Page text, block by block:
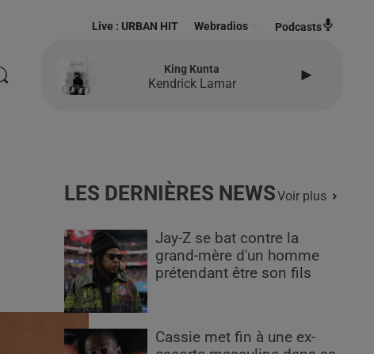
Live : URBAN HIT Webradios Podcasts
King Kunta
Kendrick Lamar
LES DERNIÈRES NEWSVoir plus
Jay-Z se bat contre la
grand-mère d'un homme
prétendant être son fils
Cassie met fin à une ex-